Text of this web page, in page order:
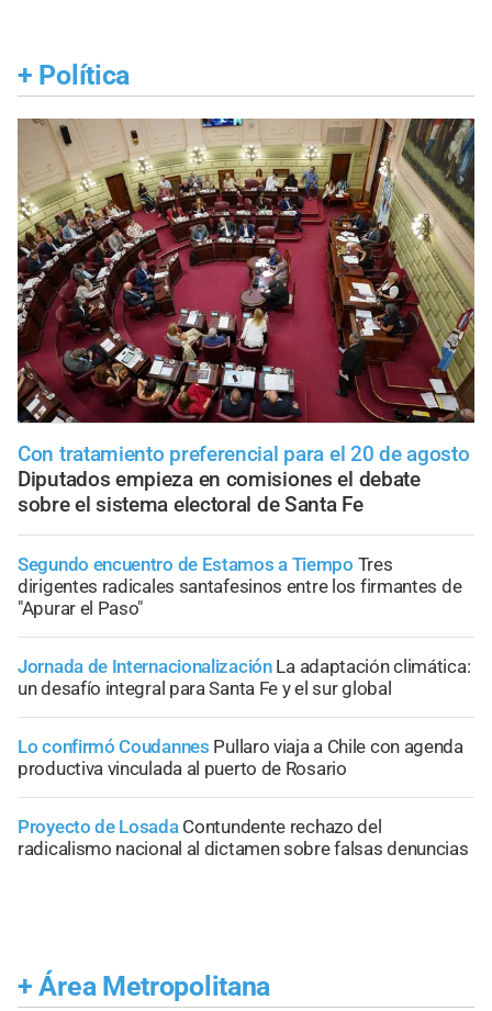
+ Política
Con tratamiento preferencial para el 20 de agosto
Diputados empieza en comisiones el debate
sobre el sistema electoral de Santa Fe
Segundo encuentro de Estamos a Tiempo Tres
dirigentes radicales santafesinos entre los firmantes de
"Apurar el Paso"
Jornada de Internacionalización La adaptación climática:
un desafío integral para Santa Fe y el sur global
Lo confirmó Coudannes Pullaro viaja a Chile con agenda
productiva vinculada al puerto de Rosario
Proyecto de Losada Contundente rechazo del
radicalismo nacional al dictamen sobre falsas denuncias
+ Área Metropolitana